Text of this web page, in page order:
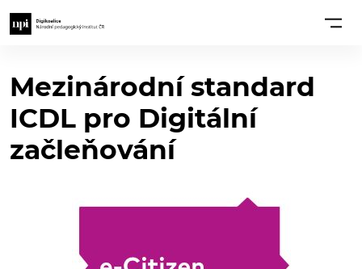
Mezinárodní standard
ICDL pro Digitální
začleňování